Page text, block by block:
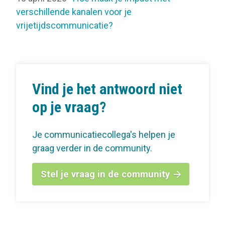
verschillende kanalen voor je
vrijetijdscommunicatie?
Vind je het antwoord niet
op je vraag?
Je communicatiecollega's helpen je
graag verder in de community.
Stel je vraag in de community